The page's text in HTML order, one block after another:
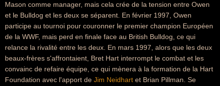
Mason comme manager, mais cela crée de la tension entre Owen
et le Bulldog et les deux se séparent. En février 1997, Owen
participe au tournoi pour couronner le premier champion Européen
de la WWF, mais perd en finale face au British Bulldog, ce qui
relance la rivalité entre les deux. En mars 1997, alors que les deux
beaux-frères s'affrontaient, Bret Hart interrompt le combat et les
convainc de refaire équipe, ce qui mènera à la formation de la Hart
Foundation avec l'apport de Jim Neidhart et Brian Pillman. Se